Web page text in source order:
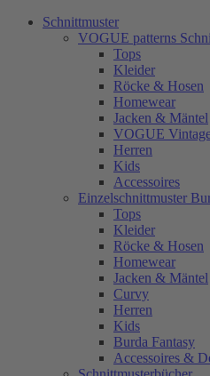
Schnittmuster
VOGUE patterns
Tops
Kleider
Röcke & Hosen
Homewear
Jacken & Mäntel
VOGUE
Herren
Kids
Accessoires
Einzelschnittmuster
Tops
Kleider
Röcke & Hosen
Homewear
Jacken & Mäntel
Curvy
Herren
Kids
Burda Fantasy
Accessoires &